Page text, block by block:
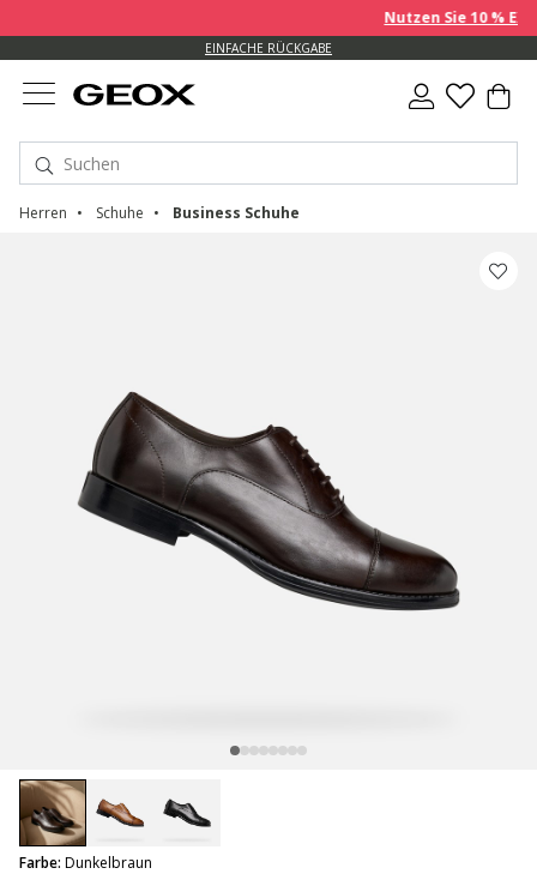
Nutzen Sie 10 %
EINFACHE RÜCKGABE
Herren Schuhe Business Schuhe
Farbe: Dunkelbraun
selected